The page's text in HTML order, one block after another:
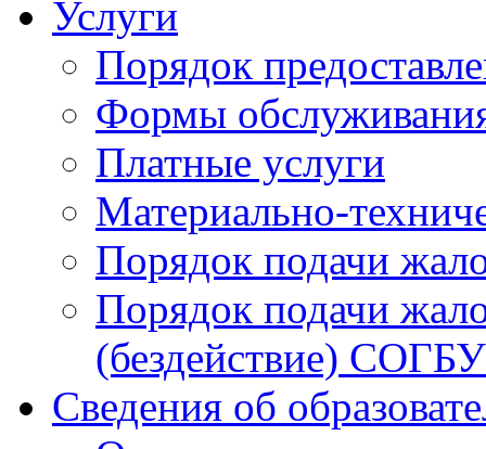
Услуги
Порядок
Формы
Платные услуги
Материально-
Порядок подачи
Порядок подачи
(бездействие)
Сведения об